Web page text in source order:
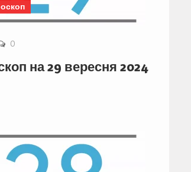
0
на 29 вересня 2024